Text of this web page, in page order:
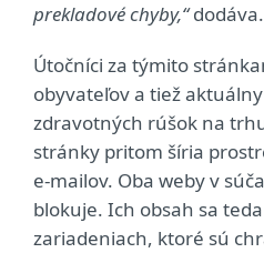
prekladové chyby,“dodáva.
Útočníci za týmito
obyvateľov a tiež
zdravotných rúšok na
stránky pritom šíria
e-mailov. Oba weby v
blokuje. Ich obsah sa
zariadeniach, ktoré sú